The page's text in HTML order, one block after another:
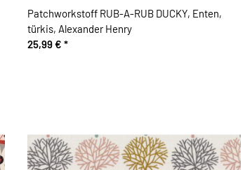
Patchworkstoff RUB-A-RUB DUCKY, Enten,
türkis, Alexander Henry
25,99 € *